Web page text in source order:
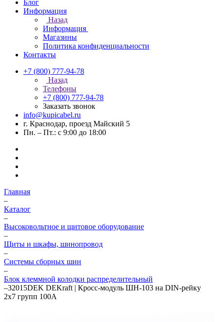
Блог
Информация
Назад
Информация
Магазины
Политика конфиденциальности
Контакты
+7 (800) 777-94-78
Назад
Телефоны
+7 (800) 777-94-78
Заказать звонок
info@kupicabel.ru
г. Краснодар, проезд Майский 5
Пн. – Пт.: с 9:00 до 18:00
Главная
–
Каталог
–
Высоковольтное и щитовое оборудование
–
Щиты и шкафы, шинопровод
–
Системы сборных шин
–
Блок клеммной колодки распределительный
–32015DEK DEKraft | Кросс-модуль ШН-103 на DIN-рейку
2х7 групп 100А